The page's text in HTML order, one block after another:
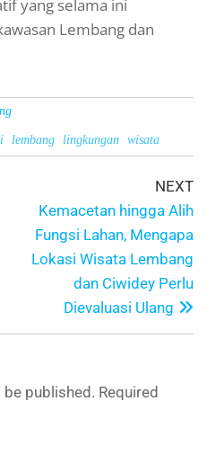
yang selama ini
Lembang dan
lembang lingkungan wisata
NEXT
Kemacetan hingga Alih
Fungsi Lahan, Mengapa
Lokasi Wisata Lembang
dan Ciwidey Perlu
Dievaluasi Ulang
published. Required